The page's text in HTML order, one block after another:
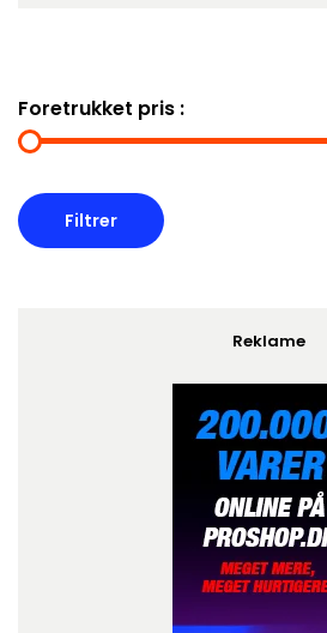
Foretrukket pris :
Reklame